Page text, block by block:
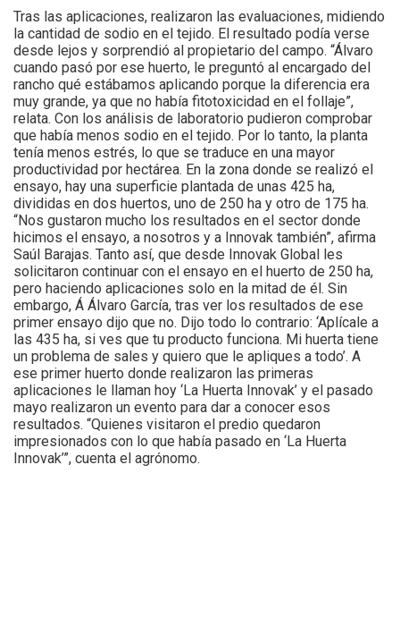
Tras las aplicaciones, realizaron las evaluaciones, midiendo
la cantidad de sodio en el tejido. El resultado podía verse
desde lejos y sorprendió al propietario del campo. “Álvaro
cuando pasó por ese huerto, le preguntó al encargado del
rancho qué estábamos aplicando porque la diferencia era
muy grande, ya que no había fitotoxicidad en el follaje”,
relata. Con los análisis de laboratorio pudieron comprobar
que había menos sodio en el tejido. Por lo tanto, la planta
tenía menos estrés, lo que se traduce en una mayor
productividad por hectárea. En la zona donde se realizó el
ensayo, hay una superficie plantada de unas 425 ha,
divididas en dos huertos, uno de 250 ha y otro de 175 ha.
“Nos gustaron mucho los resultados en el sector donde
hicimos el ensayo, a nosotros y a Innovak también”, afirma
Saúl Barajas. Tanto así, que desde Innovak Global les
solicitaron continuar con el ensayo en el huerto de 250 ha,
pero haciendo aplicaciones solo en la mitad de él. Sin
embargo, Á Álvaro García, tras ver los resultados de ese
primer ensayo dijo que no. Dijo todo lo contrario: ‘Aplícale a
las 435 ha, si ves que tu producto funciona. Mi huerta tiene
un problema de sales y quiero que le apliques a todo’. A
ese primer huerto donde realizaron las primeras
aplicaciones le llaman hoy ‘La Huerta Innovak’ y el pasado
mayo realizaron un evento para dar a conocer esos
resultados. “Quienes visitaron el predio quedaron
impresionados con lo que había pasado en ‘La Huerta
Innovak’”, cuenta el agrónomo.